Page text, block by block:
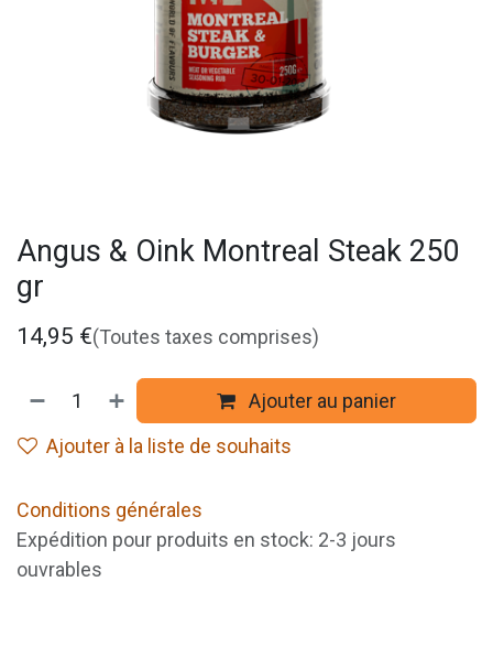
Angus & Oink Montreal Steak 250
gr
14,95 €(Toutes taxes comprises)
Ajouter au panier
Ajouter à la liste de souhaits
Conditions générales
Expédition pour produits en stock: 2-3 jours
ouvrables